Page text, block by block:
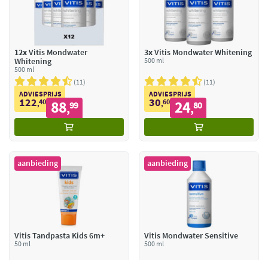
12xVitis Mondwater
Whitening
500 ml
11
ADVIESPRIJS
122,40 88,99
3xVitis Mondwater Whitening
500 ml
11
ADVIESPRIJS
30,60 24,80
aanbieding
Vitis Tandpasta Kids 6m+
50 ml
aanbieding
Vitis Mondwater Sensitive
500 ml